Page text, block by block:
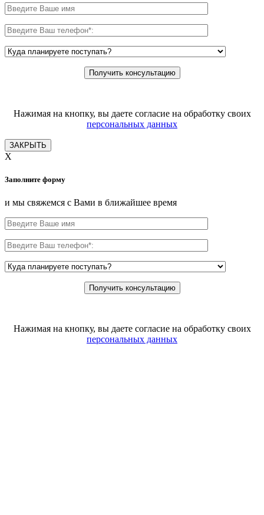
Нажимая на кнопку, вы даете согласие на обработку своих
персональных данных
ЗАКРЫТЬ
X
Заполните форму
и мы свяжемся с Вами в ближайшее время
Нажимая на кнопку, вы даете согласие на обработку своих
персональных данных